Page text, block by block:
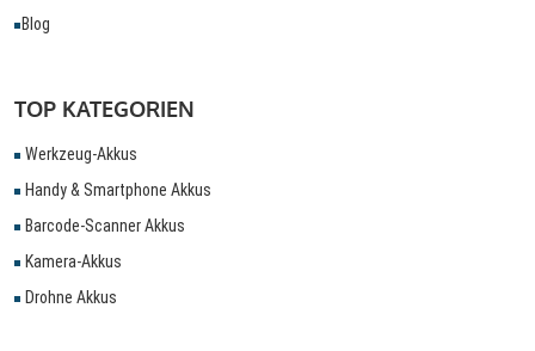
Blog
TOP KATEGORIEN
Werkzeug-Akkus
Handy & Smartphone Akkus
Barcode-Scanner Akkus
Kamera-Akkus
Drohne Akkus